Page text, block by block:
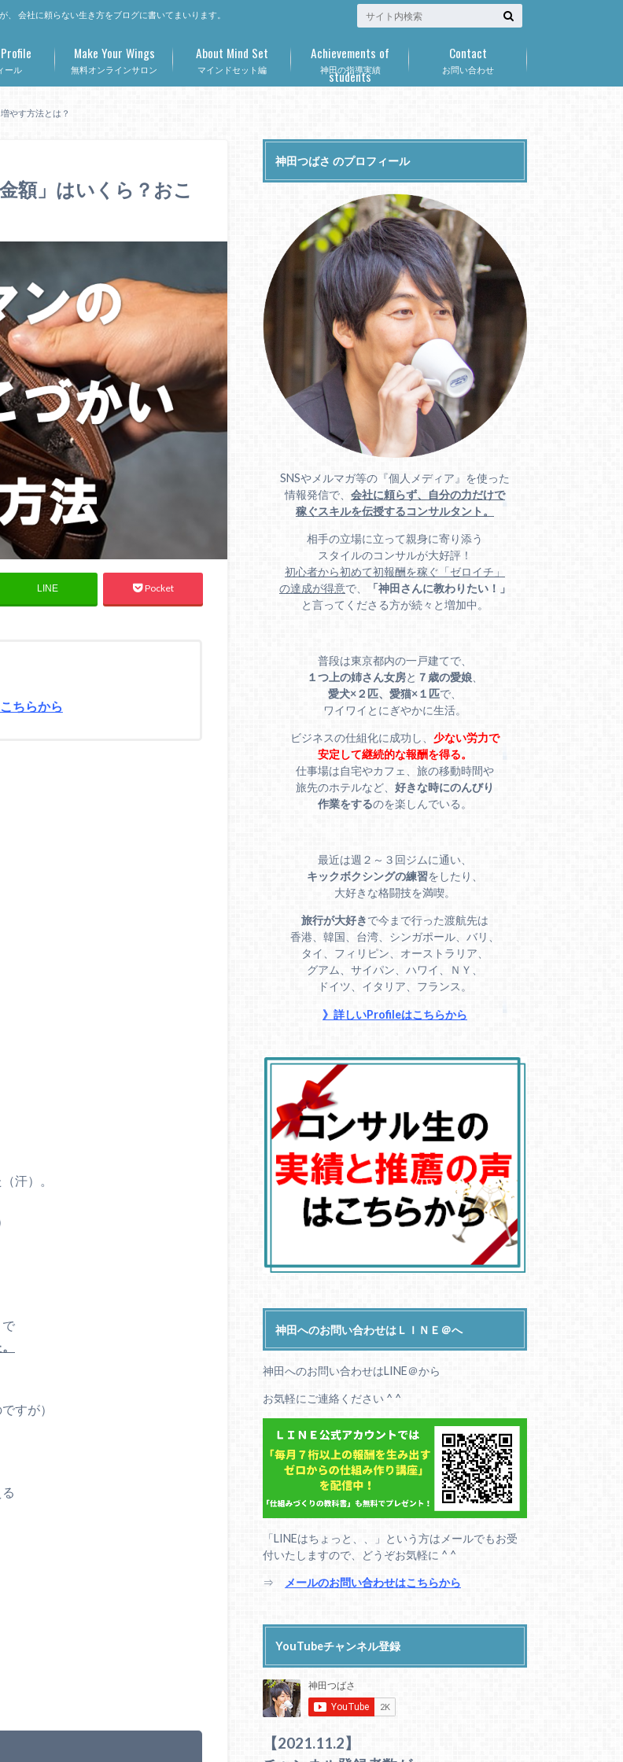
会社に頼らない生き方をブログに書いてまいります。
ール 無料オンラインサロン
Make Your Wings
マインドセット編
About Mind Set
神田の指導実績
Achievements of
students
お問い合わせ
Contact
やす方法とは？
額」はいくら？おこ
LINE Pocket
ちらから
汗）。
すが）
神田つばさ のプロフィール
SNSやメルマガ等の『個人メディア』を使った
情報発信で、 会社に頼らず、自分の力だけで
稼ぐスキルを伝授するコンサルタント。
相手の立場に立って親身に寄り添う
スタイルのコンサルが大好評！
初心者から初めて初報酬を稼ぐ「ゼロイチ」
の達成が得意で、
「神田さんに教わりたい！」
と言ってくださる方が続々と増加中。
普段は東京都内の一戸建てで、
１つ上の姉さん女房と ７歳の愛娘
愛犬×２匹、愛猫×１匹で、
ワイワイとにぎやかに生活。
ビジネスの仕組化に成功し、 少ない労力で
安定して継続的な報酬を得る。
仕事場は自宅やカフェ、旅の移動時間や
旅先のホテルなど、 好きな時にのんびり
作業をするのを楽しんでいる。
最近は週２～３回ジムに通い、
キックボクシングの練習をしたり、
大好きな格闘技を満喫。
旅行が大好きで今まで行った渡航先は
香港、韓国、台湾、シンガポール、バリ、
タイ、フィリピン、オーストラリア、
グアム、サイパン、ハワイ、ＮＹ、
ドイツ、イタリア、フランス。
》詳しいProfileはこちらから
神田へのお問い合わせはＬＩＮＥ＠へ
神田へのお問い合わせはLINE＠から
お気軽にご連絡ください ^ ^
「LINEはちょっと、、」という方はメールでもお受
付いたしますので、どうぞお気軽に ^ ^
⇒ メールのお問い合わせはこちらから
YouTubeチャンネル登録
【2021.11.2】